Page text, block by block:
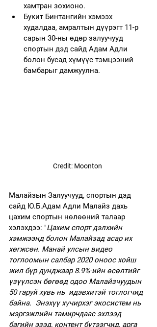
хамтран зохионо.
Букит Бинтангийн хэмээх
худалдаа, амралтын дүүрэгт 11-р
сарын 30-ны өдөр залуучууд
спортын дэд сайд Адам Адли
болон бусад хүмүүс тэмцээний
бамбарыг дамжуулна.
Credit: Moonton
Малайзын Залуучууд, спортын дэд
сайд Ю.Б.Адам Адли Малайз дахь
цахим спортын нөлөөний талаар
хэлэхдээ: "Цахим спорт дэлхийн
хэмжээнд болон Малайзад асар их
хөгжсөн. Манай улсын видео
тоглоомын салбар 2020 оноос хойш
жил бүр дунджаар 8.9%-ийн өсөлтийг
үзүүлсэн бөгөөд одоо Малайзчуудын
50 гаруй хувь нь  идэвхитэй тоглогчид
байна.  Энэхүү хүчирхэг экосистем нь
мэргэжлийн тамирчдаас эхлээд
багийн эзэд, контент бүтээгчид, арга